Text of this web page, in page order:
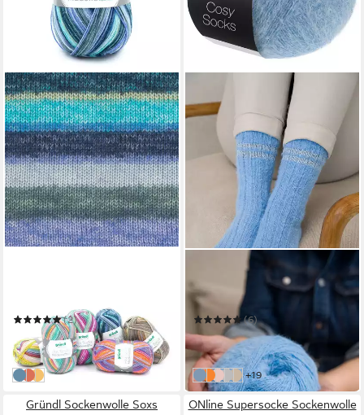
zum Stricken und Häkeln
(2)
7,45 €
(74,50 €/ 1 kg)
leider ausverkauft
080306
Häkelwolle Meilenweit 100 g
COSY SOCKS
(6)
9,95 €
(99,50 €/ 1 kg)
in 4-5 Werktagen bei dir
0004 - Hellblau
0020 - Orange
0001 - Rosa
0008 - Hellgrau
0009 - Beige
weitere Farben:
+19
Gründl Sockenwolle Soxs
ONline Supersocke Sockenwolle